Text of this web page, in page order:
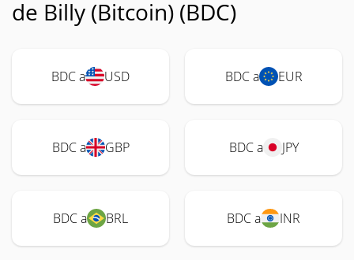
de Billy (Bitcoin) (BDC)
BDC a USD BDC a EUR
BDC a GBP BDC a JPY
BDC a BRL BDC a INR